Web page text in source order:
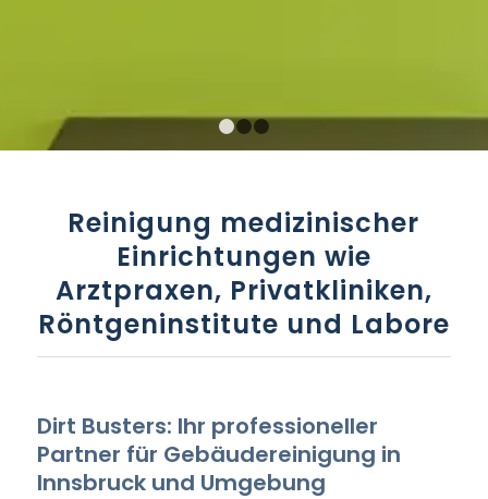
Reinigung medizinischer
Einrichtungen wie
Arztpraxen, Privatkliniken,
Röntgeninstitute und Labore
Dirt Busters: Ihr professioneller
Partner für Gebäudereinigung in
Innsbruck und Umgebung